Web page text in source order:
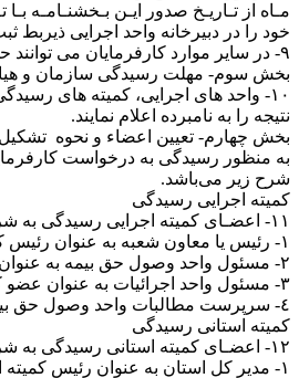
خود را در دبیرخانه واحد اجرایی ذیربط
٩‏‏‏‏‏‏‏‏‏‏- در سایر موارد کارفرمایان می توانند حداکثر ظرف مدت یک سال از تاریخ ابلاغ اجرائیه نسبت به تسلیم مدارک و مستندات متقن و درخواست مذکور در بند (٨‏‏‏‏‏‏‏) به واحد اجرایی مربوطه اقدام نمایند.
بخش سوم‏‏‏‏‏‏‏‏‏‏- مهلت رسیدگی سازمان و
١٠‏‏‏- واحد های اجرایی، کمیته های
نتیجه را به نامبرده اعلام نمایند.
بخش چهارم‏‏‏‏‏‏‏‏‏‏- تعیین اعضاء و نحوه
شرح زیر می‌باشد.
کمیته اجرایی رسیدگی
١١‏‏‏- اعضـای کمیته اجرایی رسیدگی به شرح ذیل تعیین و جلسات کمیته مذکور با حضور کلیه اعضاء در محل واحد اجرایی تشکیل می گردد.
١‏‏‏‏‏‏‏‏‏‏- رئیس یا معاون شعبه به عنوان رئیس کمیته اجرایی.
٢‏‏‏‏‏‏‏‏‏‏- مسئول واحد وصول حق بیمه به عنوان عضو کمیته اجرایی.
٣‏‏‏‏‏‏‏‏‏‏- مسئول واحد اجرائیات به عنوان عضو کمیته اجرایی.
٤‏‏‏‏‏‏‏‏‏‏- سرپرست مطالبات واحد وصول حق بیمه و در واحد هایی که فاقد ردیف مذکور می باشند، کارشناس واحد وصول حق بیمه با تشخیص مسئول واحد مذکور و تائید رئیس شعبه به عنوان دبیر کمیته اجرایی.
کمیته استانی رسیدگی
١٢‏‏‏- اعضـای کمیته استانی رسیدگی به شرح ذیل تعیین و جلسات کمیته مذکور با حضور کلیه اعضاء در محل اداره کل استان تشکیل می گردد.
١‏‏‏‏‏‏- مدیر کل استان به عنوان رئیس کمیته استانی.